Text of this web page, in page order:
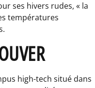
ses hivers rudes, « la
températures
high-tech situé dans